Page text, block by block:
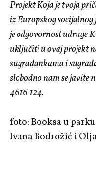
Projekt Koja je tvoja
iz Europskog
je odgovornost udruge
uključiti u ovaj projekt
sugrađankama i
slobodno nam se javite
4616 124.
foto: Booksa u
Ivana Bodrožić i